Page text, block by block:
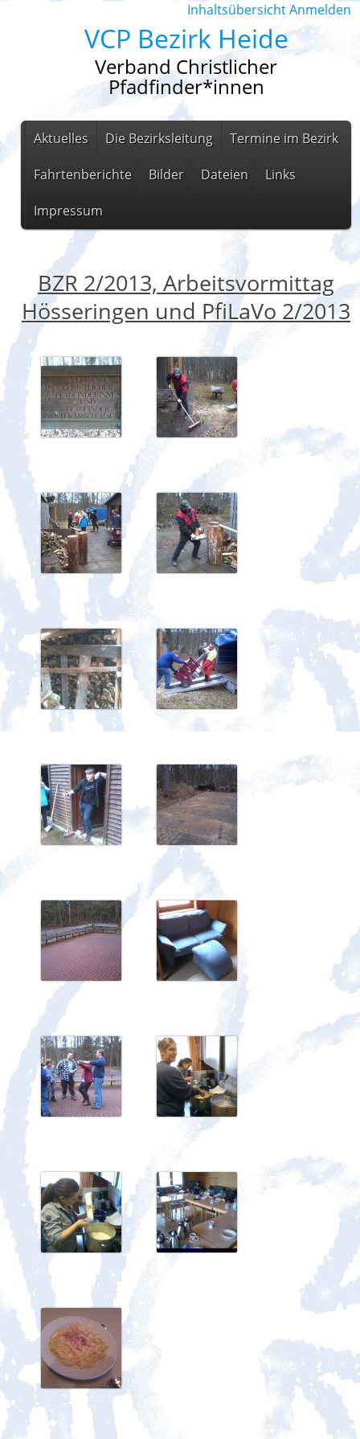
InhaltsübersichtAnmelden
VCP Bezirk Heide
Verband Christlicher
Pfadfinder*innen
Aktuelles Die Bezirksleitung Termine im Bezirk
Fahrtenberichte Bilder Dateien Links
Impressum
BZR 2/2013, Arbeitsvormittag
Hösseringen und PfiLaVo 2/2013